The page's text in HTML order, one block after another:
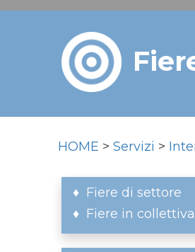
HOME > Servizi >
Fiere di settore
Fiere in collettiva